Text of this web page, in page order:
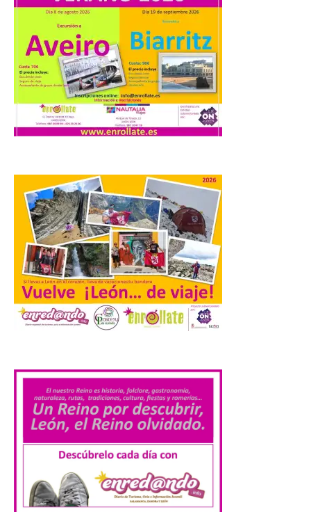
Nueva edición de León
de…viaje. Una iniciativa
organizado por la sección
juvenil de la Asociación
Enróllate, la Asociación
Conceyu País Llionés y el Diario de
Turismo, Ocio e Información para
jóvenes “Enredando.info”. Miguel Robles
nos envía la vigésima fotografía de […]
Marimba Ensemble en la
Plaza del Ayuntamiento de
Ponferrada
9 Ago 2026
Iberia Marimba es un es
un encuentro
internacional que se
celebra en el mes de
agosto en la localidad
gallega de Merza, dedicado a la marimba y
MADO Madrid Orgullo
2026 vuelve a situarse
como uno de los
principales motores
económicos y turísticos de
Madrid
9 Ago 2026